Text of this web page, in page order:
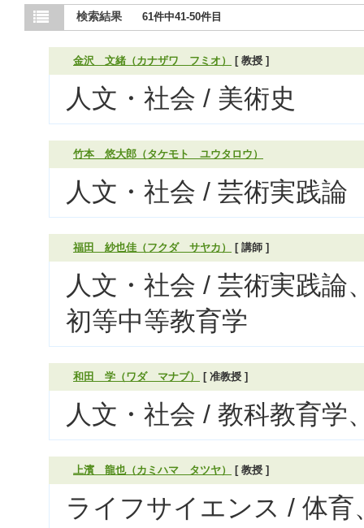
検索結果 61件中41-50件目
金沢 文緒（カナザワ フミオ） [ 教授 ]
人文・社会 / 美術史
竹本 悠大郎（タケモト ユウタロウ）
人文・社会 / 芸術実践論
福田 紗也佳（フクダ サヤカ） [ 講師 ]
人文・社会 / 芸術実践論
初等中等教育学
和田 学（ワダ マナブ） [ 准教授 ]
人文・社会 / 教科教育学
上濱 龍也（カミハマ タツヤ） [ 教授 ]
ライフサイエンス / 体